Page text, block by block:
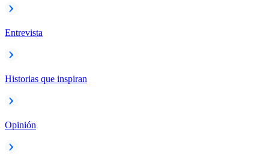
Entrevista
Historias que inspiran
Opinión